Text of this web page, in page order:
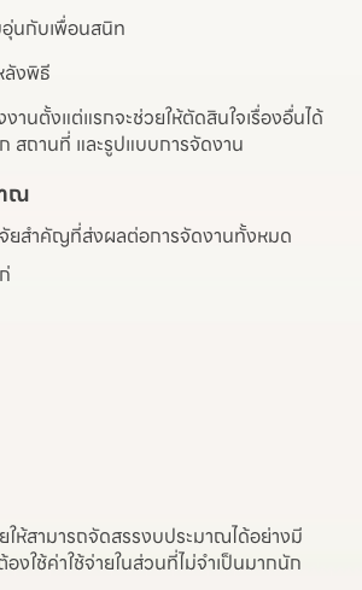
นกับเพื่อนสนิท
ลังพิธี
านตั้งแต่แรกจะช่วยให้ตัดสินใจเรื่องอื่นได้
สถานที่ และรูปแบบการจัดงาน
ณ
ยสำคัญที่ส่งผลต่อการจัดงานทั้งหมด
ให้สามารถจัดสรรงบประมาณได้อย่างมี
องใช้ค่าใช้จ่ายในส่วนที่ไม่จำเป็นมากนัก